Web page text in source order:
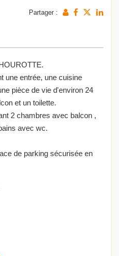
Partager :
une entrée, une cuisine
pièce de vie d'environ 24
et un toilette.
2 chambres avec balcon ,
avec wc.
de parking sécurisée en